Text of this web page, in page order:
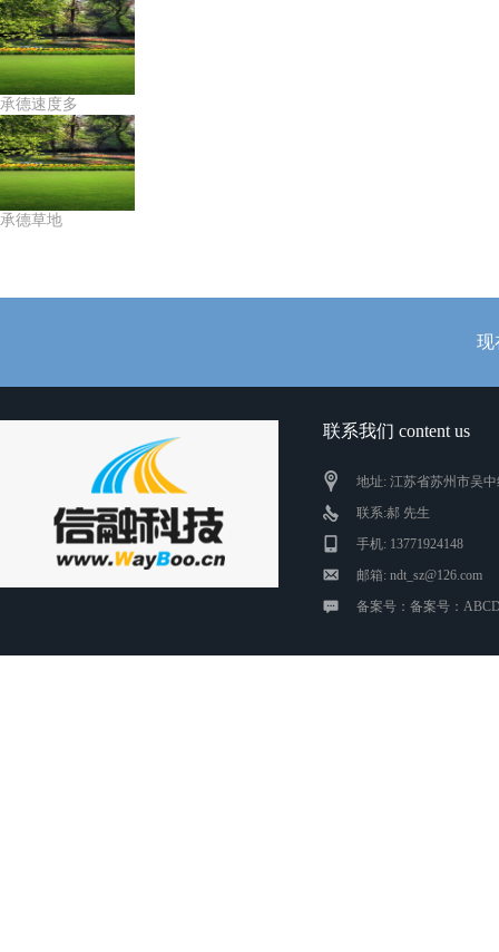
承德速度多
承德草地
现
联系我们 content us
地址: 江苏省苏州市吴
联系:郝 先生
手机: 13771924148
邮箱: ndt_sz@126.com
备案号：备案号：